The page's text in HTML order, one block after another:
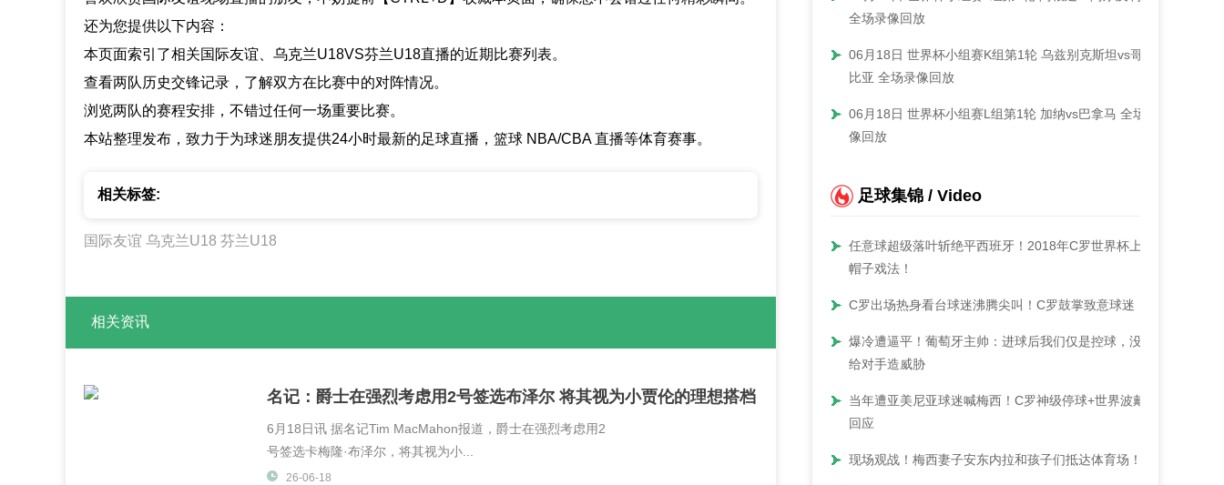
还为您提供以下内容：
本页面索引了相关国际友谊、乌克兰U18VS芬兰U18直播的近期比赛列表。
查看两队历史交锋记录，了解双方在比赛中的对阵情况。
浏览两队的赛程安排，不错过任何一场重要比赛。
本站整理发布，致力于为球迷朋友提供24小时最新的足球直播，篮球 NBA/CBA 直播等体育赛事。
相关标签:
国际友谊 乌克兰U18 芬兰U18
相关资讯
名记：爵士在强烈考虑用2号签选布泽尔 将其视为小贾伦的理想搭档
6月18日讯 据名记Tim MacMahon报道，爵士在强烈考虑用2
号签选卡梅隆·布泽尔，将其视为小...
26-06-18
全场录像回放
06月18日 世界杯小组赛K组第1轮 乌兹别克斯坦vs哥伦
比亚 全场录像回放
06月18日 世界杯小组赛L组第1轮 加纳vs巴拿马 全场录
像回放
足球集锦 / Video
任意球超级落叶斩绝平西班牙！2018年C罗世界杯上演
帽子戏法！
C罗出场热身看台球迷沸腾尖叫！C罗鼓掌致意球迷！
爆冷遭逼平！葡萄牙主帅：进球后我们仅是控球，没能
给对手造威胁
当年遭亚美尼亚球迷喊梅西！C罗神级停球+世界波戴帽
回应
现场观战！梅西妻子安东内拉和孩子们抵达体育场！